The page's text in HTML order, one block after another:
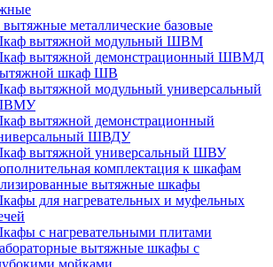
металлические базовые
вытяжной модульный ШВМ
вытяжной демонстрационный ШВМД
шкаф ШВ
вытяжной модульный универсальный
вытяжной демонстрационный
ШВДУ
вытяжной универсальный ШВУ
комплектация к шкафам
вытяжные шкафы
для нагревательных и муфельных
с нагревательными плитами
вытяжные шкафы с
мойками